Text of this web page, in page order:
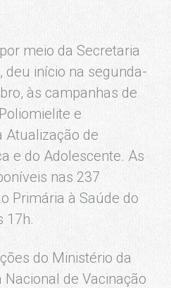
meio da Secretaria
deu início na segunda-
às campanhas de
e
Atualização de
e do Adolescente. As
nas 237
Primária à Saúde do
17h.
do Ministério da
Nacional de Vacinação